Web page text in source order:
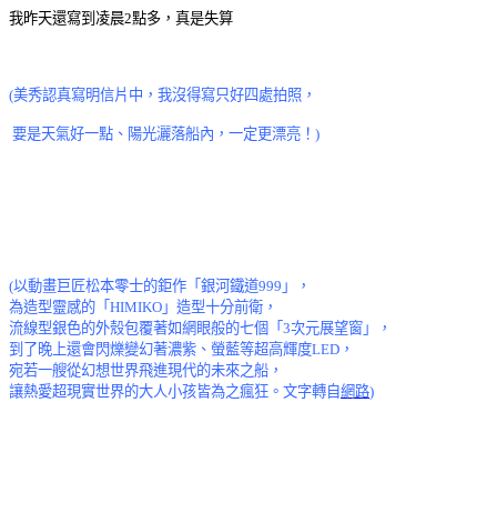
我昨天還寫到凌晨2點多，真是失算
(美秀認真寫明信片中，我沒得寫只好四處拍照，
要是天氣好一點、陽光灑落船內，一定更漂亮！)
(以動畫巨匠松本零士的鉅作「銀河鐵道999」，
為造型靈感的「HIMIKO」造型十分前衛，
流線型銀色的外殼包覆著如網眼般的七個「3次元展望窗」，
到了晚上還會閃爍變幻著濃紫、螢藍等超高輝度LED，
宛若一艘從幻想世界飛進現代的未來之船，
讓熱愛超現實世界的大人小孩皆為之瘋狂。文字轉自網路)